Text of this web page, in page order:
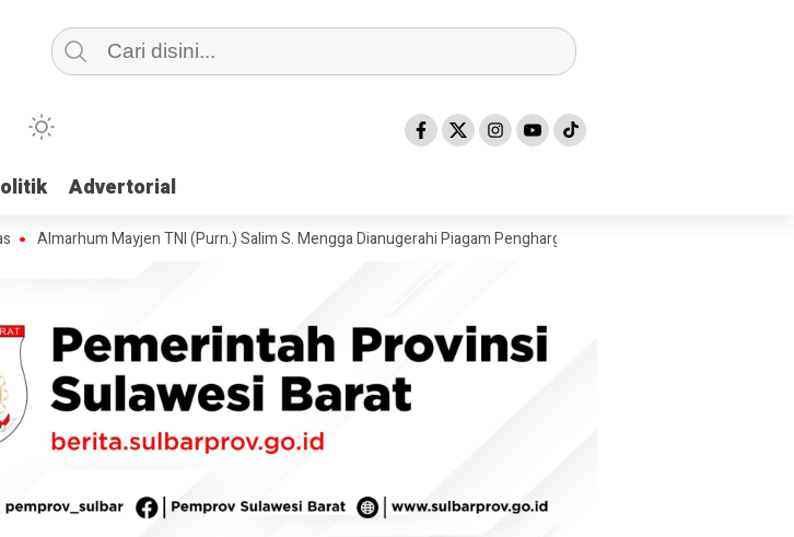
Advertorial
Advertorial
Mayjen TNI (Purn.) Salim S. Mengga Dianugerahi Piagam Penghargaan dan Pin Kehormatan Adat Kerajaan